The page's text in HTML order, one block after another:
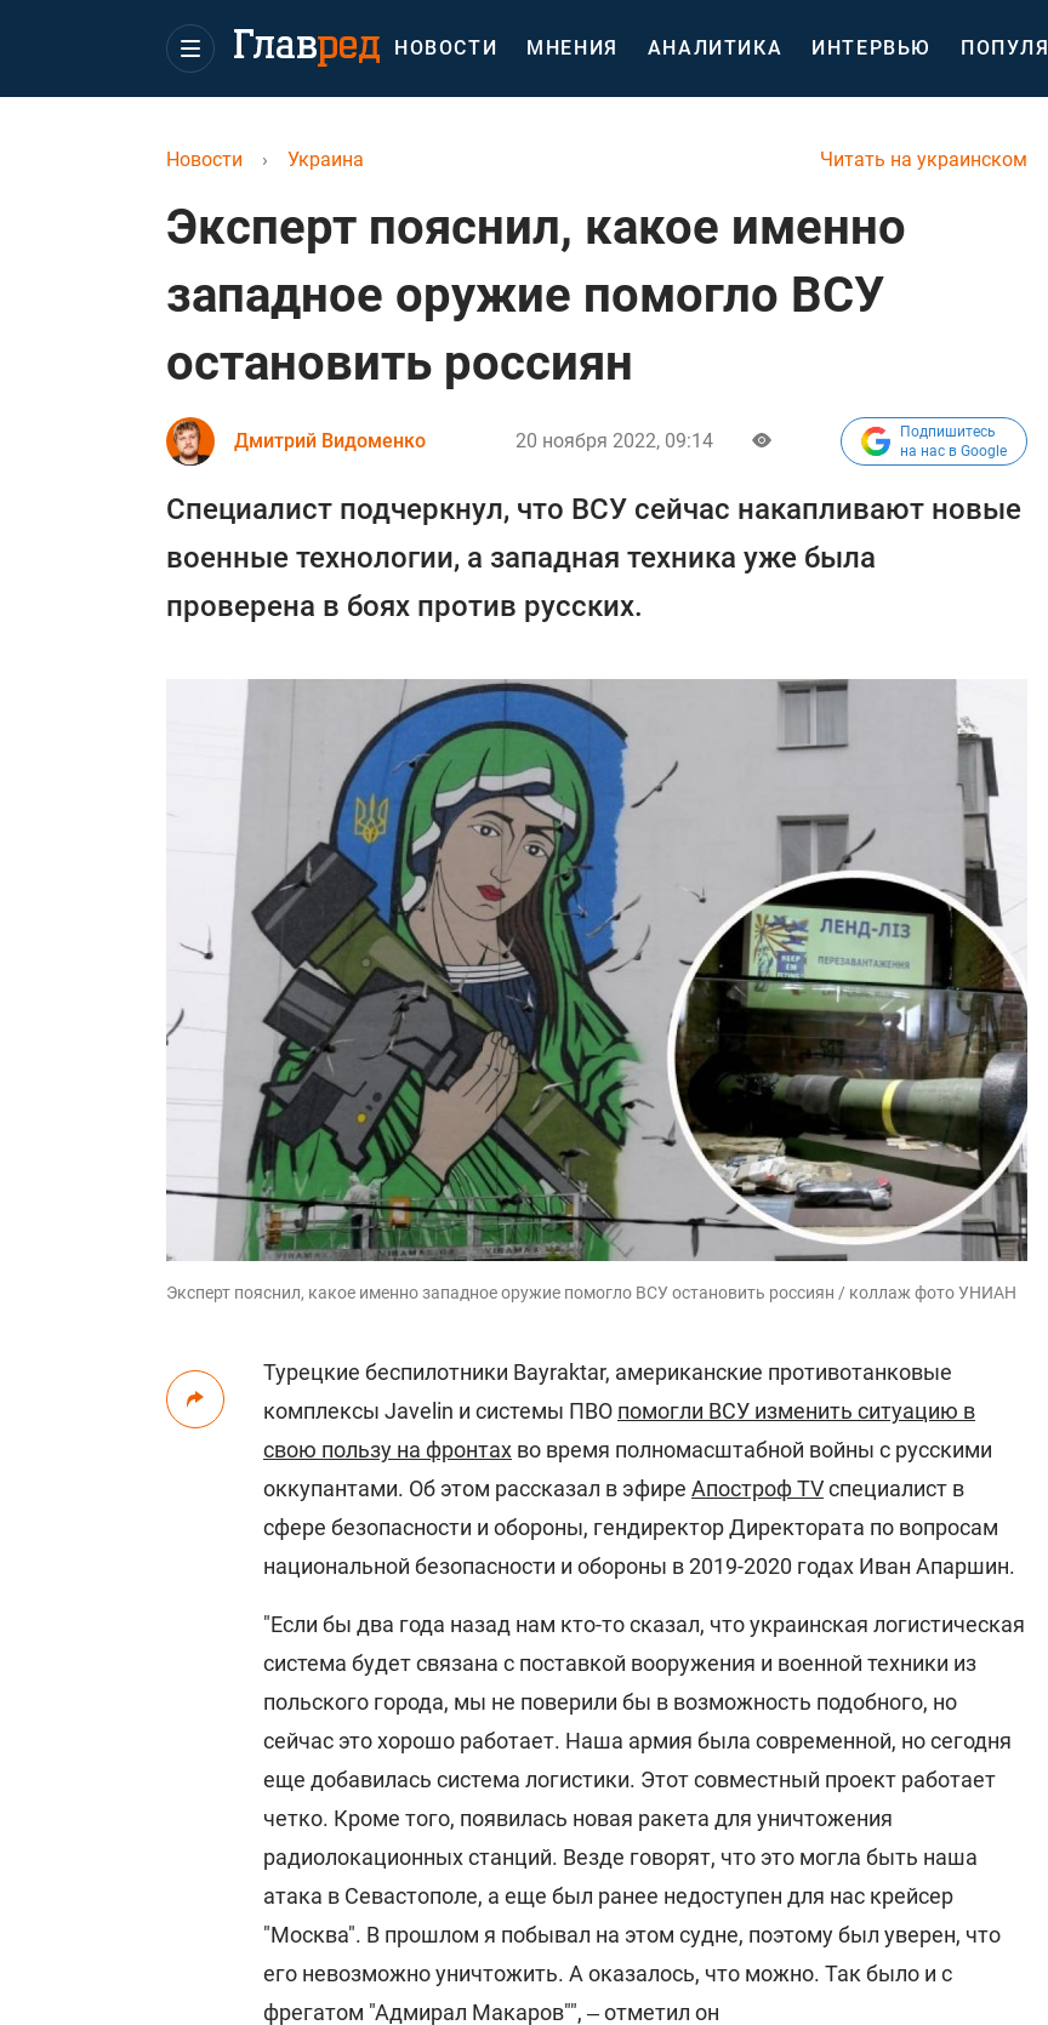
НОВОСТИ МНЕНИЯ АНАЛИТИКА ИНТЕРВЬЮ
Читать на украинском
Новости › Украина
Эксперт пояснил, какое именно
западное оружие помогло ВСУ
остановить россиян
Дмитрий Видоменко 20 ноября 2022, 09:14
Подпишитесь
на нас в Google
Специалист подчеркнул, что ВСУ сейчас накапливают новые
военные технологии, а западная техника уже была
проверена в боях против русских.
Эксперт пояснил, какое именно западное оружие помогло ВСУ остановить россиян / коллаж фото УНИАН
Турецкие беспилотники Bayraktar, американские противотанковые
комплексы Javelin и системы ПВО помогли ВСУ изменить ситуацию в
свою пользу на фронтах во время полномасштабной войны с русскими
оккупантами. Об этом рассказал в эфире Апостроф TVспециалист в
сфере безопасности и обороны, гендиректор Директората по вопросам
национальной безопасности и обороны в 2019-2020 годах Иван Апаршин.
"Если бы два года назад нам кто-то сказал, что украинская логистическая
система будет связана с поставкой вооружения и военной техники из
польского города, мы не поверили бы в возможность подобного, но
сейчас это хорошо работает. Наша армия была современной, но сегодня
еще добавилась система логистики. Этот совместный проект работает
четко. Кроме того, появилась новая ракета для уничтожения
радиолокационных станций. Везде говорят, что это могла быть наша
атака в Севастополе, а еще был ранее недоступен для нас крейсер
"Москва". В прошлом я побывал на этом судне, поэтому был уверен, что
его невозможно уничтожить. А оказалось, что можно. Так было и с
фрегатом "Адмирал Макаров"", ‒ отметил он